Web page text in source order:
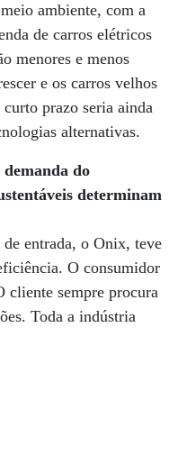
ambiente, com a
de carros elétricos
menores e menos
e os carros velhos
prazo seria ainda
alternativas.
do
determinam
entrada, o Onix, teve
O consumidor
cliente sempre procura
Toda a indústria